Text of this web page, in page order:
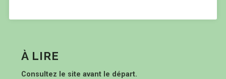
À LIRE
Consultez le site avant le départ.